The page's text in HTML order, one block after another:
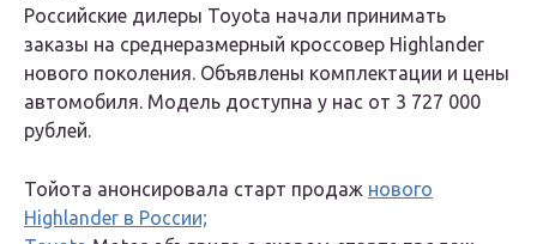
Российские дилеры Toyota начали принимать
заказы на среднеразмерный кроссовер Highlander
нового поколения. Объявлены комплектации и цены
автомобиля. Модель доступна у нас от 3 727 000
рублей.
Тойота анонсировала старт продаж нового
Highlander в России;